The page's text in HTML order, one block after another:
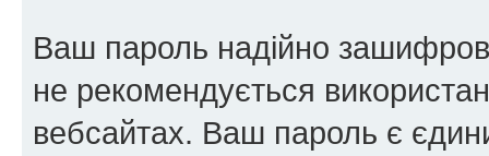
Ваш пароль надійно
не рекомендується
вебсайтах. Ваш пароль є